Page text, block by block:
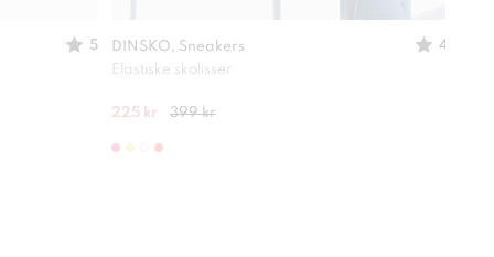
5
DINSKO, Sneakers
4
Elastiske skolisser
225 kr 399 kr